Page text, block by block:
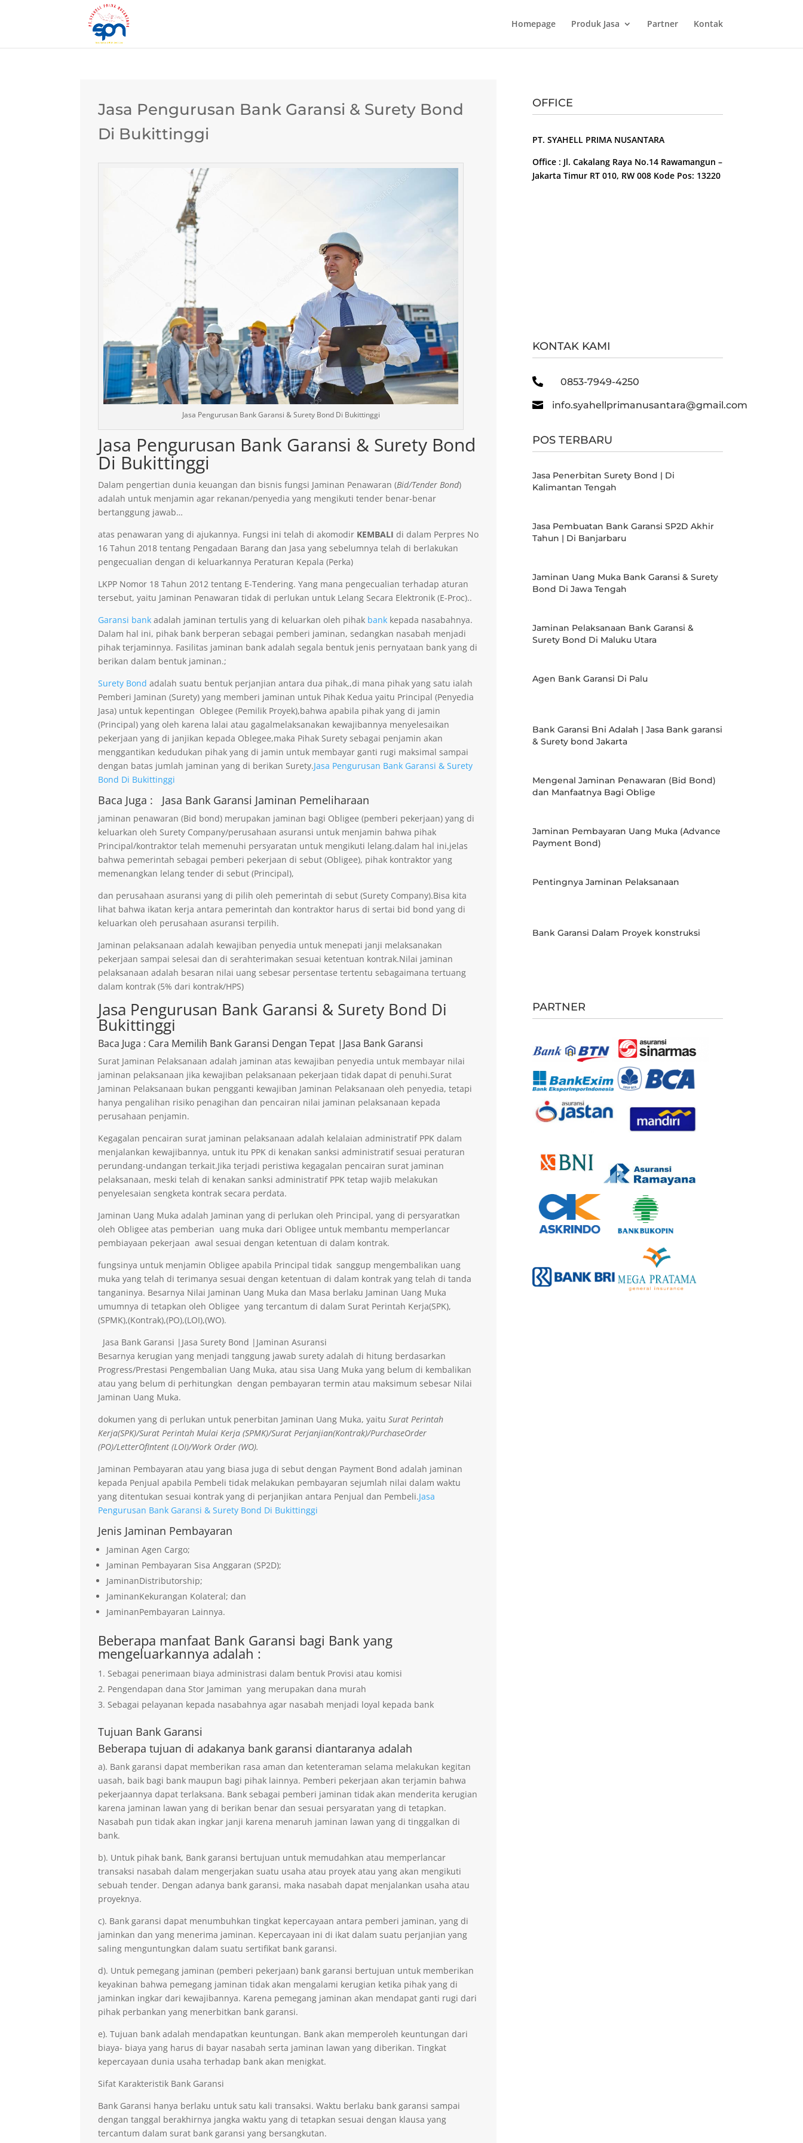
Homepage Produk Jasa Partner Kontak
Jasa Pengurusan Bank Garansi & Surety Bond
Di Bukittinggi
Jasa Pengurusan Bank Garansi & Surety Bond Di Bukittinggi
Jasa Pengurusan Bank Garansi & Surety Bond
Di Bukittinggi
Dalam pengertian dunia keuangan dan bisnis fungsi Jaminan Penawaran (Bid/Tender Bond)
adalah untuk menjamin agar rekanan/penyedia yang mengikuti tender benar-benar
bertanggung jawab…
atas penawaran yang di ajukannya. Fungsi ini telah di akomodir KEMBALI di dalam Perpres No
16 Tahun 2018 tentang Pengadaan Barang dan Jasa yang sebelumnya telah di berlakukan
pengecualian dengan di keluarkannya Peraturan Kepala (Perka)
LKPP Nomor 18 Tahun 2012 tentang E-Tendering. Yang mana pengecualian terhadap aturan
tersebut, yaitu Jaminan Penawaran tidak di perlukan untuk Lelang Secara Elektronik (E-Proc)..
Garansi bank adalah jaminan tertulis yang di keluarkan oleh pihak bank kepada nasabahnya.
Dalam hal ini, pihak bank berperan sebagai pemberi jaminan, sedangkan nasabah menjadi
pihak terjaminnya. Fasilitas jaminan bank adalah segala bentuk jenis pernyataan bank yang di
berikan dalam bentuk jaminan.;
Surety Bond adalah suatu bentuk perjanjian antara dua pihak,,di mana pihak yang satu ialah
Pemberi Jaminan (Surety) yang memberi jaminan untuk Pihak Kedua yaitu Principal (Penyedia
Jasa) untuk kepentingan Oblegee (Pemilik Proyek),bahwa apabila pihak yang di jamin
(Principal) yang oleh karena lalai atau gagalmelaksanakan kewajibannya menyelesaikan
pekerjaan yang di janjikan kepada Oblegee,maka Pihak Surety sebagai penjamin akan
menggantikan kedudukan pihak yang di jamin untuk membayar ganti rugi maksimal sampai
dengan batas jumlah jaminan yang di berikan Surety.Jasa Pengurusan Bank Garansi & Surety
Bond Di Bukittinggi
Baca Juga : Jasa Bank Garansi Jaminan Pemeliharaan
jaminan penawaran (Bid bond) merupakan jaminan bagi Obligee (pemberi pekerjaan) yang di
keluarkan oleh Surety Company/perusahaan asuransi untuk menjamin bahwa pihak
Principal/kontraktor telah memenuhi persyaratan untuk mengikuti lelang.dalam hal ini,jelas
bahwa pemerintah sebagai pemberi pekerjaan di sebut (Obligee), pihak kontraktor yang
memenangkan lelang tender di sebut (Principal),
dan perusahaan asuransi yang di pilih oleh pemerintah di sebut (Surety Company).Bisa kita
lihat bahwa ikatan kerja antara pemerintah dan kontraktor harus di sertai bid bond yang di
keluarkan oleh perusahaan asuransi terpilih.
Jaminan pelaksanaan adalah kewajiban penyedia untuk menepati janji melaksanakan
pekerjaan sampai selesai dan di serahterimakan sesuai ketentuan kontrak.Nilai jaminan
pelaksanaan adalah besaran nilai uang sebesar persentase tertentu sebagaimana tertuang
dalam kontrak (5% dari kontrak/HPS)
Jasa Pengurusan Bank Garansi & Surety Bond Di
Bukittinggi
Baca Juga : Cara Memilih Bank Garansi Dengan Tepat |Jasa Bank Garansi
Surat Jaminan Pelaksanaan adalah jaminan atas kewajiban penyedia untuk membayar nilai
jaminan pelaksanaan jika kewajiban pelaksanaan pekerjaan tidak dapat di penuhi.Surat
Jaminan Pelaksanaan bukan pengganti kewajiban Jaminan Pelaksanaan oleh penyedia, tetapi
hanya pengalihan risiko penagihan dan pencairan nilai jaminan pelaksanaan kepada
perusahaan penjamin.
Kegagalan pencairan surat jaminan pelaksanaan adalah kelalaian administratif PPK dalam
menjalankan kewajibannya, untuk itu PPK di kenakan sanksi administratif sesuai peraturan
perundang-undangan terkait.Jika terjadi peristiwa kegagalan pencairan surat jaminan
pelaksanaan, meski telah di kenakan sanksi administratif PPK tetap wajib melakukan
penyelesaian sengketa kontrak secara perdata.
Jaminan Uang Muka adalah Jaminan yang di perlukan oleh Principal, yang di persyaratkan
oleh Obligee atas pemberian uang muka dari Obligee untuk membantu memperlancar
pembiayaan pekerjaan awal sesuai dengan ketentuan di dalam kontrak.
fungsinya untuk menjamin Obligee apabila Principal tidak sanggup mengembalikan uang
muka yang telah di terimanya sesuai dengan ketentuan di dalam kontrak yang telah di tanda
tanganinya. Besarnya Nilai Jaminan Uang Muka dan Masa berlaku Jaminan Uang Muka
umumnya di tetapkan oleh Obligee yang tercantum di dalam Surat Perintah Kerja(SPK),
(SPMK),(Kontrak),(PO),(LOI),(WO).
Jasa Bank Garansi |Jasa Surety Bond |Jaminan Asuransi
Besarnya kerugian yang menjadi tanggung jawab surety adalah di hitung berdasarkan
Progress/Prestasi Pengembalian Uang Muka, atau sisa Uang Muka yang belum di kembalikan
atau yang belum di perhitungkan dengan pembayaran termin atau maksimum sebesar Nilai
Jaminan Uang Muka.
dokumen yang di perlukan untuk penerbitan Jaminan Uang Muka, yaituSurat Perintah
Kerja(SPK)/Surat Perintah Mulai Kerja (SPMK)/Surat Perjanjian(Kontrak)/PurchaseOrder
(PO)/LetterOfIntent (LOI)/Work Order (WO).
Jaminan Pembayaran atau yang biasa juga di sebut dengan Payment Bond adalah jaminan
kepada Penjual apabila Pembeli tidak melakukan pembayaran sejumlah nilai dalam waktu
yang ditentukan sesuai kontrak yang di perjanjikan antara Penjual dan Pembeli.Jasa
Pengurusan Bank Garansi & Surety Bond Di Bukittinggi
Jenis Jaminan Pembayaran
Jaminan Agen Cargo;
Jaminan Pembayaran Sisa Anggaran (SP2D);
JaminanDistributorship;
JaminanKekurangan Kolateral; dan
JaminanPembayaran Lainnya.
Beberapa manfaat Bank Garansi bagi Bank yang
mengeluarkannya adalah :
Sebagai penerimaan biaya administrasi dalam bentuk Provisi atau komisi
Pengendapan dana Stor Jamiman yang merupakan dana murah
Sebagai pelayanan kepada nasabahnya agar nasabah menjadi loyal kepada bank
Tujuan Bank Garansi
Beberapa tujuan di adakanya bank garansi diantaranya adalah
a). Bank garansi dapat memberikan rasa aman dan ketenteraman selama melakukan kegitan
uasah, baik bagi bank maupun bagi pihak lainnya. Pemberi pekerjaan akan terjamin bahwa
pekerjaannya dapat terlaksana. Bank sebagai pemberi jaminan tidak akan menderita kerugian
karena jaminan lawan yang di berikan benar dan sesuai persyaratan yang di tetapkan.
Nasabah pun tidak akan ingkar janji karena menaruh jaminan lawan yang di tinggalkan di
bank.
b). Untuk pihak bank, Bank garansi bertujuan untuk memudahkan atau memperlancar
transaksi nasabah dalam mengerjakan suatu usaha atau proyek atau yang akan mengikuti
sebuah tender. Dengan adanya bank garansi, maka nasabah dapat menjalankan usaha atau
proyeknya.
c). Bank garansi dapat menumbuhkan tingkat kepercayaan antara pemberi jaminan, yang di
jaminkan dan yang menerima jaminan. Kepercayaan ini di ikat dalam suatu perjanjian yang
saling menguntungkan dalam suatu sertifikat bank garansi.
d). Untuk pemegang jaminan (pemberi pekerjaan) bank garansi bertujuan untuk memberikan
keyakinan bahwa pemegang jaminan tidak akan mengalami kerugian ketika pihak yang di
jaminkan ingkar dari kewajibannya. Karena pemegang jaminan akan mendapat ganti rugi dari
pihak perbankan yang menerbitkan bank garansi.
e). Tujuan bank adalah mendapatkan keuntungan. Bank akan memperoleh keuntungan dari
biaya- biaya yang harus di bayar nasabah serta jaminan lawan yang diberikan. Tingkat
kepercayaan dunia usaha terhadap bank akan menigkat.
Sifat Karakteristik Bank Garansi
Bank Garansi hanya berlaku untuk satu kali transaksi. Waktu berlaku bank garansi sampai
dengan tanggal berakhirnya jangka waktu yang di tetapkan sesuai dengan klausa yang
tercantum dalam surat bank garansi yang bersangkutan.
OFFICE
PT. SYAHELL PRIMA NUSANTARA
Office : Jl. Cakalang Raya No.14 Rawamangun –
Jakarta Timur RT 010, RW 008 Kode Pos: 13220
KONTAK KAMI
 0853-7949-4250
 info.syahellprimanusantara@gmail.com
POS TERBARU
Jasa Penerbitan Surety Bond | Di
Kalimantan Tengah
Jasa Pembuatan Bank Garansi SP2D Akhir
Tahun | Di Banjarbaru
Jaminan Uang Muka Bank Garansi & Surety
Bond Di Jawa Tengah
Jaminan Pelaksanaan Bank Garansi &
Surety Bond Di Maluku Utara
Agen Bank Garansi Di Palu
Bank Garansi Bni Adalah | Jasa Bank garansi
& Surety bond Jakarta
Mengenal Jaminan Penawaran (Bid Bond)
dan Manfaatnya Bagi Oblige
Jaminan Pembayaran Uang Muka (Advance
Payment Bond)
Pentingnya Jaminan Pelaksanaan
Bank Garansi Dalam Proyek konstruksi
PARTNER